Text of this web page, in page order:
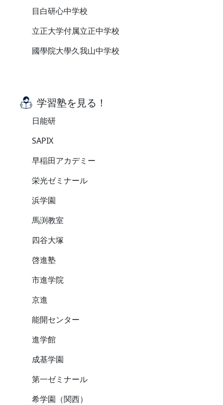
目白研心中学校
立正大学付属立正中学校
國學院大學久我山中学校
学習塾を見る！
日能研
SAPIX
早稲田アカデミー
栄光ゼミナール
浜学園
馬渕教室
四谷大塚
啓進塾
市進学院
京進
能開センター
進学館
成基学園
第一ゼミナール
希学園（関西）